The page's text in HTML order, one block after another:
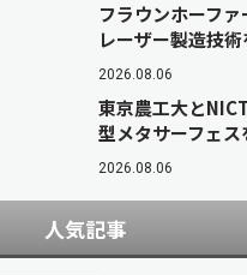
フラウンホーフ
レーザー製造技
2026.08.06
東京農工大と
型メタサーフェス
2026.08.06
人気記事